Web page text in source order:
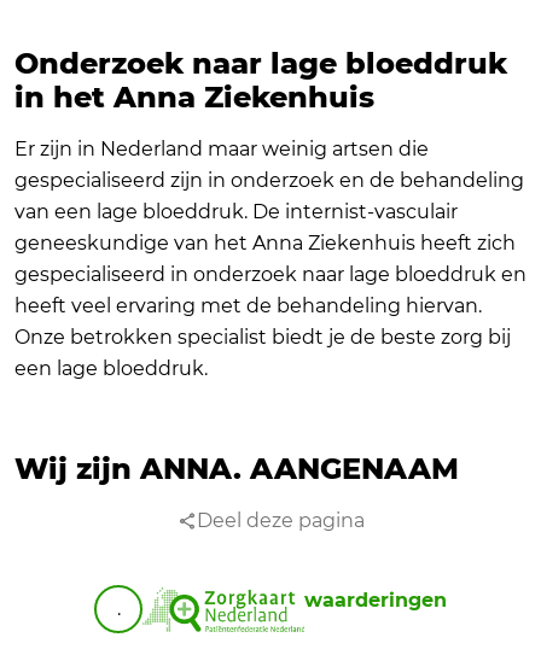
Onderzoek naar lage bloeddruk
in het Anna Ziekenhuis
Er zijn in Nederland maar weinig artsen die
gespecialiseerd zijn in onderzoek en de behandeling
van een lage bloeddruk. De internist-vasculair
geneeskundige van het Anna Ziekenhuis heeft zich
gespecialiseerd in onderzoek naar lage bloeddruk en
heeft veel ervaring met de behandeling hiervan.
Onze betrokken specialist biedt je de beste zorg bij
een lage bloeddruk.
Wij zijn ANNA.AANGENAAM
Deel deze pagina
. waarderingen